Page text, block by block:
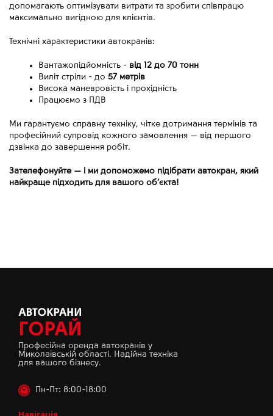
допомагають оптимізувати витрати та зробити співпрацю
максимально вигідною для клієнтів.
Технічні характеристики автокранів:
Вантажопідйомність - від 12 до 70 тонн
Виліт стріли - до 57 метрів
Висока маневровість і прохідність
Працюємо з ПДВ
Ми гарантуємо справну техніку, чітке дотримання термінів та
професійний супровід кожного замовлення — від першого
дзвінка до завершення робіт.
Зателефонуйте — і ми допоможемо підібрати автокран, який
найкраще підходить для вашого об’єкта!
Професійна оренда автокранів у
Миколаївській області. Надійна техніка
для вашого бізнесу.
Пн-Пт: 8:00-18:00